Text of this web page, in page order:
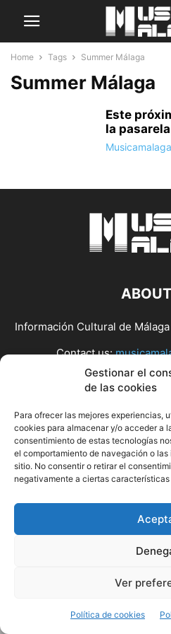
Gestionar el
de las cookies
Para ofrecer las mejores experiencias,
cookies para almacenar y/o acceder a
consentimiento de estas tecnologías
el comportamiento de navegación o
sitio. No consentir o retirar el
negativamente a ciertas
Ver
Política de cookies
Home Tags Summer Málaga
Summer Málaga
Este
la
Musicamalaga
Información Cultural de
Contact us:
©